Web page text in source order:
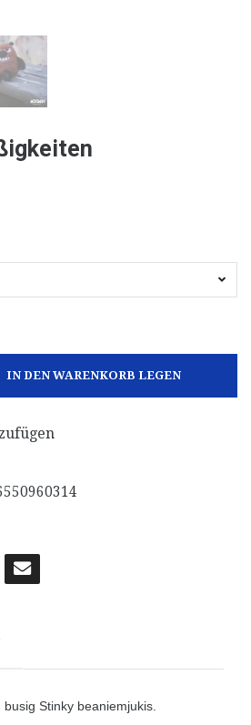
IN DEN WARENKORB LEGEN
Stinky beaniemjukis.